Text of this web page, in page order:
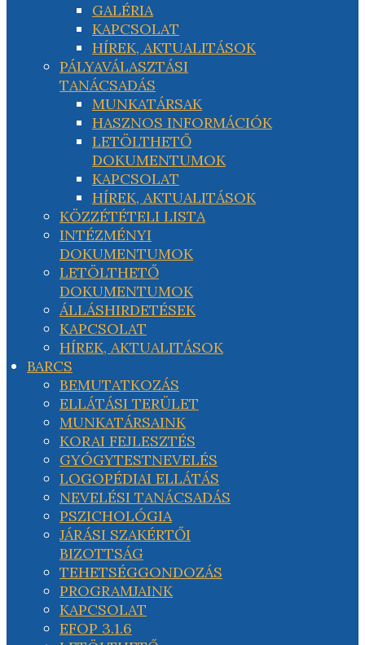
GALÉRIA
KAPCSOLAT
HÍREK, AKTUALITÁSOK
PÁLYAVÁLASZTÁSI
TANÁCSADÁS
MUNKATÁRSAK
HASZNOS INFORMÁCIÓK
LETÖLTHETŐ
DOKUMENTUMOK
KAPCSOLAT
HÍREK, AKTUALITÁSOK
KÖZZÉTÉTELI LISTA
INTÉZMÉNYI
DOKUMENTUMOK
LETÖLTHETŐ
DOKUMENTUMOK
ÁLLÁSHIRDETÉSEK
KAPCSOLAT
HÍREK, AKTUALITÁSOK
BARCS
BEMUTATKOZÁS
ELLÁTÁSI TERÜLET
MUNKATÁRSAINK
KORAI FEJLESZTÉS
GYÓGYTESTNEVELÉS
LOGOPÉDIAI ELLÁTÁS
NEVELÉSI TANÁCSADÁS
PSZICHOLÓGIA
JÁRÁSI SZAKÉRTŐI
BIZOTTSÁG
TEHETSÉGGONDOZÁS
PROGRAMJAINK
KAPCSOLAT
EFOP 3.1.6